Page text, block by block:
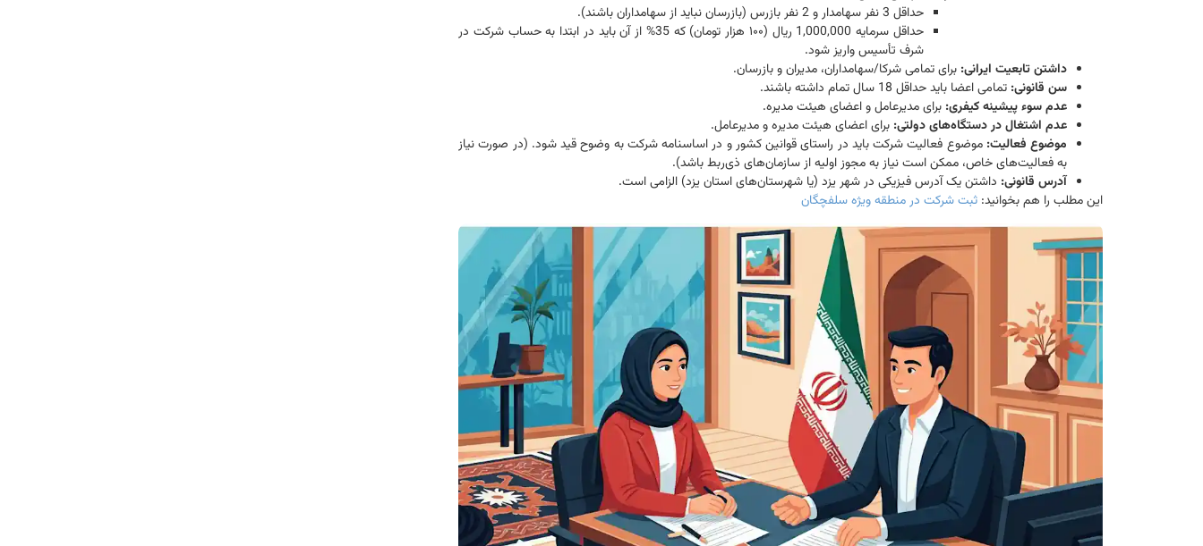
حداقل 3 نفر سهامدار و 2 نفر بازرس (بازرسان نباید از سهامداران باشند).
حداقل سرمایه 1,000,000 ریال (۱۰۰ هزار تومان) که 35% از آن باید در ابتدا به حساب شرکت در
شرف تأسیس واریز شود.
داشتن تابعیت ایرانی: برای تمامی شرکا/سهامداران، مدیران و بازرسان.
سن قانونی: تمامی اعضا باید حداقل 18 سال تمام داشته باشند.
عدم سوء پیشینه کیفری: برای مدیرعامل و اعضای هیئت مدیره.
عدم اشتغال در دستگاه‌های دولتی: برای اعضای هیئت مدیره و مدیرعامل.
موضوع فعالیت: موضوع فعالیت شرکت باید در راستای قوانین کشور و در اساسنامه شرکت به وضوح قید شود. (در صورت نیاز
به فعالیت‌های خاص، ممکن است نیاز به مجوز اولیه از سازمان‌های ذی‌ربط باشد).
آدرس قانونی: داشتن یک آدرس فیزیکی در شهر یزد (یا شهرستان‌های استان یزد) الزامی است.
این مطلب را هم بخوانید: ثبت شرکت در منطقه ویژه سلفچگان